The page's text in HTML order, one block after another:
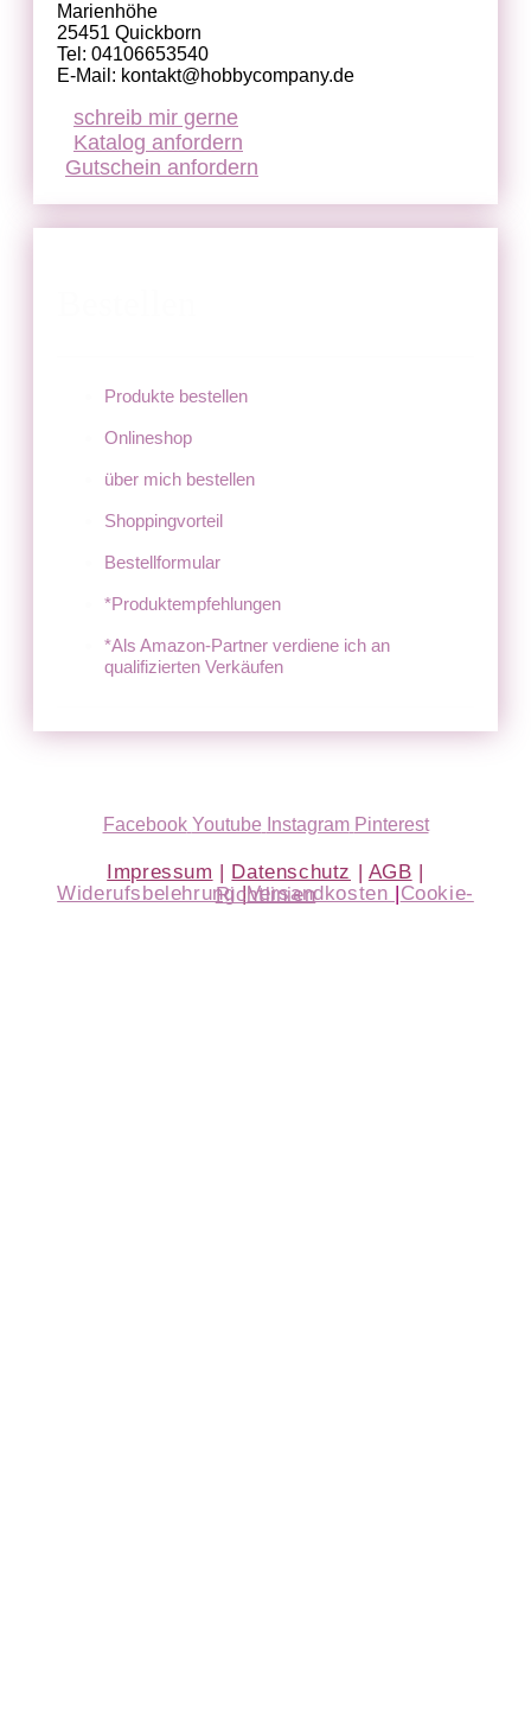
Marienhöhe
25451 Quickborn
Tel: 04106653540
E-Mail: kontakt@hobbycompany.de
schreib mir gerne
Katalog anfordern
Gutschein anfordern
Produkte bestellen
Onlineshop
über mich bestellen
Shoppingvorteil
Bestellformular
*Produktempfehlungen
*Als Amazon-Partner verdiene ich an
qualifizierten Verkäufen
Facebook Youtube Instagram Pinterest
Impressum | Datenschutz | AGB |
Widerufsbelehrung|Versandkosten |
Cookie-Richtlinien